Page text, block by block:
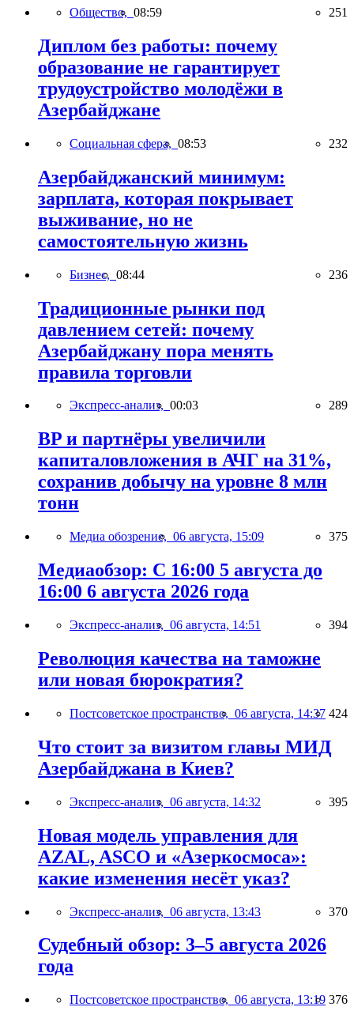
Общество, 08:59 251
Диплом без работы: почему
образование не гарантирует
трудоустройство молодёжи в
Азербайджане
Социальная сфера, 08:53 232
Азербайджанский минимум:
зарплата, которая покрывает
выживание, но не
самостоятельную жизнь
Бизнес, 08:44 236
Традиционные рынки под
давлением сетей: почему
Азербайджану пора менять
правила торговли
Экспресс-анализ, 00:03 289
BP и партнёры увеличили
капиталовложения в АЧГ на 31%,
сохранив добычу на уровне 8 млн
тонн
Медиа обозрение, 06 августа, 15:09 375
Медиаобзор: С 16:00 5 августа до
16:00 6 августа 2026 года
Экспресс-анализ, 06 августа, 14:51 394
Революция качества на таможне
или новая бюрократия?
Постсоветское пространство, 06 августа, 14:37 424
Что стоит за визитом главы МИД
Азербайджана в Киев?
Экспресс-анализ, 06 августа, 14:32 395
Новая модель управления для
AZAL, ASCO и «Азеркосмоса»:
какие изменения несёт указ?
Экспресс-анализ, 06 августа, 13:43 370
Судебный обзор: 3–5 августа 2026
года
Постсоветское пространство, 06 августа, 13:19 376